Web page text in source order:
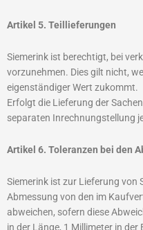
Artikel 5. Teillieferungen
Siemerink ist berechtigt, bei
vorzunehmen. Dies gilt nicht,
eigenständiger Wert zukommt.
Erfolgt die Lieferung der
separaten Inrechnungstellung
Artikel 6. Toleranzen bei den
Siemerink ist zur Lieferung von
Abmessung von den im
abweichen, sofern diese
in der Länge, 1 Millimeter in